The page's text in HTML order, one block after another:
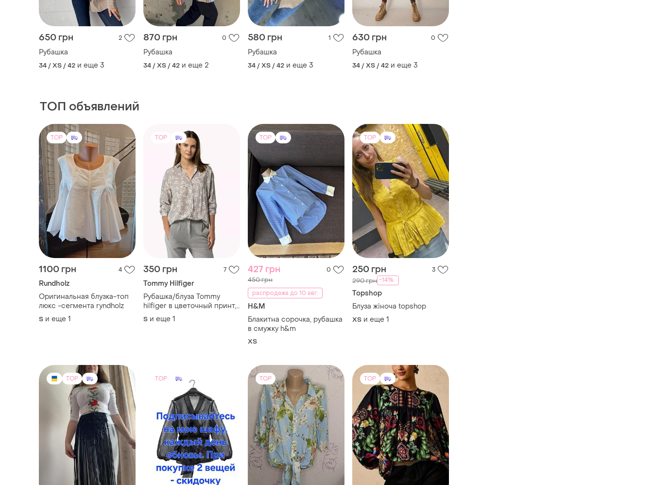
650 грн 2
Рубашка
34 / XS / 42 и еще 3
870 грн 0
Рубашка
34 / XS / 42 и еще 2
580 грн 1
Рубашка
34 / XS / 42 и еще 3
630 грн 0
Рубашка
34 / XS / 42 и еще 3
ТОП объявлений
TOP
1100 грн 4
Rundholz
Оригинальная блузка-топ
люкс -сегмента ryndholz
S и еще 1
TOP
350 грн 7
Tommy Hilfiger
Рубашка/блуза Tommy
hilfiger в цветочный принт,
s
S и еще 1
TOP
427 грн 0
450 грн
распродажа до 10 авг.
H&M
Блакитна сорочка, рубашка
в смужку h&m
ХS
TOP
250 грн 3
290 грн -14%
Topshop
Блуза жіноча topshop
ХS и еще 1
TOP TOP TOP TOP